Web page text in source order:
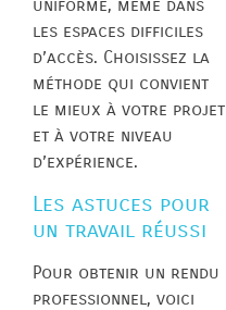
uniforme, même dans
les espaces difficiles
d’accès. Choisissez la
méthode qui convient
le mieux à votre projet
et à votre niveau
d’expérience.
Les astuces pour
un travail réussi
Pour obtenir un rendu
professionnel, voici